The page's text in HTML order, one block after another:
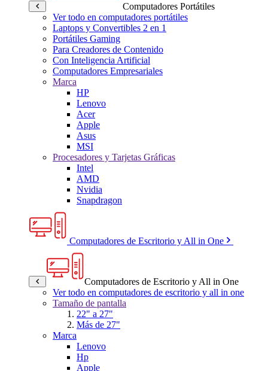
Computadores Portátiles
Ver todo en computadores portátiles
Laptops y Convertibles 2 en 1
Portátiles Gaming
Para Creadores de Contenido
Con Inteligencia Artificial
Computadores Empresariales
Marca
HP
Lenovo
Acer
Apple
Asus
MSI
Procesadores y Tarjetas Gráficas
Intel
AMD
Nvidia
Snapdragon
Computadores de Escritorio y All in One
Computadores de Escritorio y All in One
Ver todo en computadores de escritorio y all in one
Tamaño de pantalla
22" a 27"
Más de 27"
Marca
Lenovo
Hp
Apple